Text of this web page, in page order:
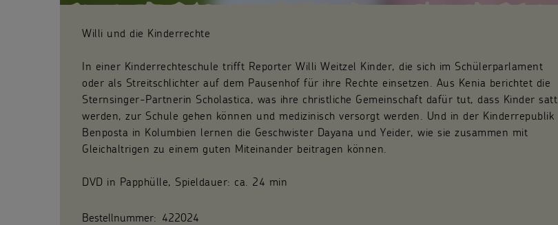
Willi und die Kinderrechte
In einer Kinderrechteschule trifft Reporter Willi Weitzel Kinder, die sich im Schülerparlament
oder als Streitschlichter auf dem Pausenhof für ihre Rechte einsetzen. Aus Kenia berichtet die
Sternsinger-Partnerin Scholastica, was ihre christliche Gemeinschaft dafür tut, dass Kinder satt
werden, zur Schule gehen können und medizinisch versorgt werden. Und in der Kinderrepublik
Benposta in Kolumbien lernen die Geschwister Dayana und Yeider, wie sie zusammen mit
Gleichaltrigen zu einem guten Miteinander beitragen können.
DVD in Papphülle, Spieldauer: ca. 24 min
Bestellnummer: 422024